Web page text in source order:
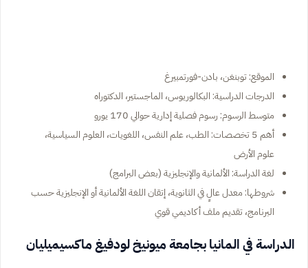
الموقع: توبنغن، بادن-فورتمبيرغ
الدرجات الدراسية: البكالوريوس، الماجستير، الدكتوراه
متوسط الرسوم: رسوم فصلية إدارية حوالي 170 يورو
أهم 5 تخصصات: الطب، علم النفس، اللغويات، العلوم السياسية،
علوم الأرض
لغة الدراسة: الألمانية والإنجليزية (بعض البرامج)
شروطها: معدل عالٍ في الثانوية، إتقان اللغة الألمانية أو الإنجليزية حسب
البرنامج، تقديم ملف أكاديمي قوي
الدراسة في المانيا بجامعة ميونيخ لودفيغ ماكسيميليان